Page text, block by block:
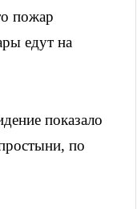
пожар
едут на
показало
по